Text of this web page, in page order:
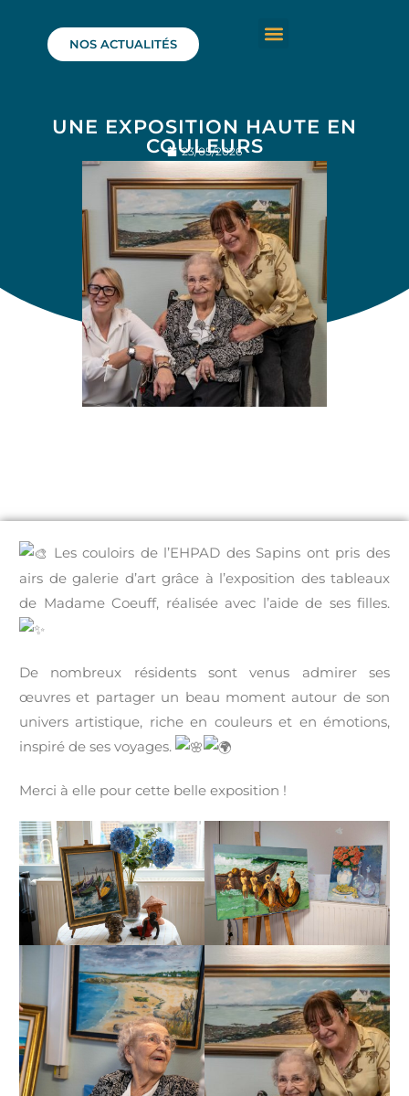
NOS ACTUALITÉS
UNE EXPOSITION HAUTE EN
COULEURS
23/05/2026
Les couloirs de l’EHPAD des Sapins ont pris des
airs de galerie d’art grâce à l’exposition des tableaux
de Madame Coeuff, réalisée avec l’aide de ses filles.
De nombreux résidents sont venus admirer ses
œuvres et partager un beau moment autour de son
univers artistique, riche en couleurs et en émotions,
inspiré de ses voyages.
Merci à elle pour cette belle exposition !